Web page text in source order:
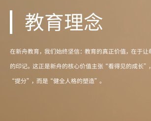
教育理念
在新舟教育，我们始终坚信：教育的真正价值，在于
的印记。这正是新舟的核心价值主张“看得见的成长”
“提分”，而是“健全人格的塑造”。